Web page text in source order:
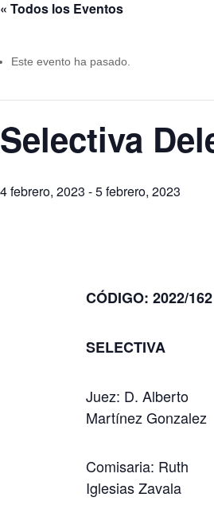
« Todos los Eventos
Este evento ha pasado.
Selectiva
4 febrero, 2023 -5 febrero, 2023
CÓDIGO: 2022/162
SELECTIVA
Juez: D. Alberto
Martínez Gonzalez
Comisaria: Ruth
Iglesias Zavala